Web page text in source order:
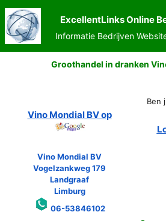
Ga
naar
de
inhoud
ExcellentLinks Online
Informatie Bedrijven
Groothandel in dranken
Vino Mondial BV op
Vino Mondial BV
Vogelzankweg 179
Landgraaf
Limburg
06-53846102
Ben